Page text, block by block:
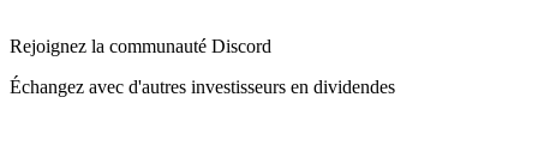
Rejoignez la communauté Discord
Échangez avec d'autres investisseurs en dividendes